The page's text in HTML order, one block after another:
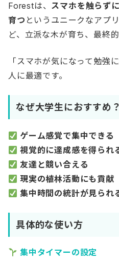
Forestは、 スマホを触らず
育つ というユニークなアプ
ど、立派な木が育ち、最終
「スマホが気になって勉強
人に最適です。
なぜ大学生におすすめ？
ゲーム感覚で集中できる
視覚的に達成感を得られ
友達と競い合える
現実の植林活動にも貢献
集中時間の統計が見られ
具体的な使い方
集中タイマーの設定